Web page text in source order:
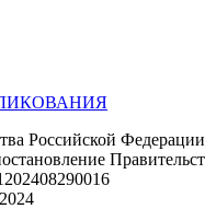
Российской